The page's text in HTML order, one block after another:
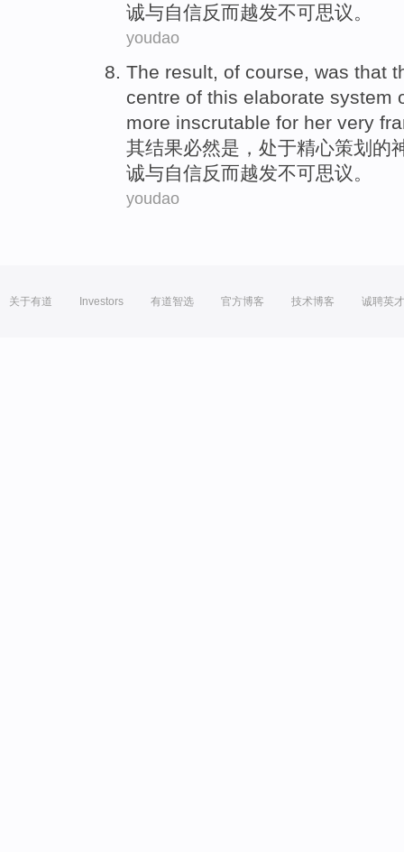
诚与自信反而越发不可思议。
youdao
The result , of course, was that
centre of this elaborate system
more inscrutable for her very
其结果必然是 ，处于精心策划 的
诚与自信反而越发不可思议 。
youdao
关于有道 Investors 有道智选 官方博客 技术博客 诚聘英才